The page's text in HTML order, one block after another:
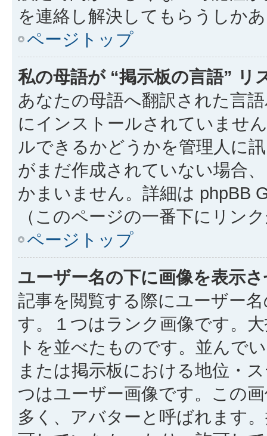
を連絡し解決してもらうしか
ページトップ
私の母語が “掲示板の言語” リ
あなたの母語へ翻訳された言
にインストールされていませ
ルできるかどうかを管理人に
がまだ作成されていない場合
かまいません。詳細は phpBB
（このページの一番下にリン
ページトップ
ユーザー名の下に画像を表示
記事を閲覧する際にユーザー
す。１つはランク画像です。
トを並べたものです。並んで
または掲示板における地位・
つはユーザー画像です。この
多く、アバターと呼ばれます